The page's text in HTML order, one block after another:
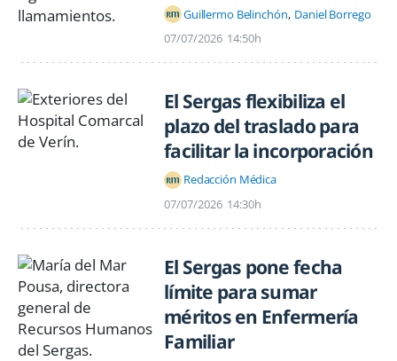
Guillermo Belinchón Daniel Borrego
07/07/2026 14:50h
El Sergas flexibiliza el
plazo del traslado para
facilitar la incorporación
Redacción Médica
07/07/2026 14:30h
El Sergas pone fecha
límite para sumar
méritos en Enfermería
Familiar